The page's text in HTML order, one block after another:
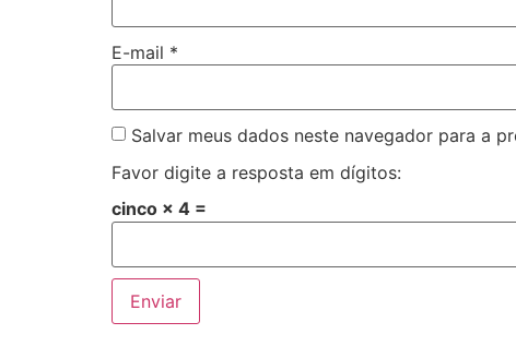
E-mail *
Salvar meus dados neste navegador para a
Favor digite a resposta em dígitos:
cinco × 4 =